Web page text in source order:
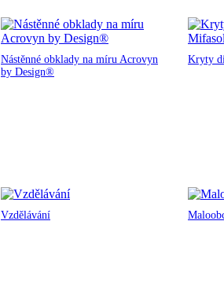
Nástěnné obklady na míru Acrovyn
by Design®
Kryty
Vzdělávání